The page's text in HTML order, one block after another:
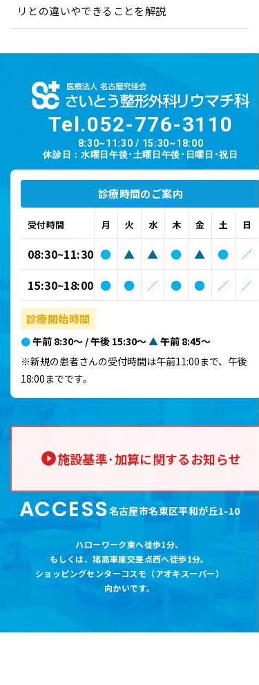
リとの違いやできることを解説
Tel.052-776-3110
8:30~11:30 / 15:30~18:00
休診日：水曜日午後･土曜日午後･日曜日･祝日
診療時間のご案内
受付時間 月 火 水 木 金 土 日
08:30~11:30 ● ▲ ▲ ● ▲ ●
／
15:30~18:00 ● ● ／ ● ● ／ ／
診療開始時間
●午前 8:30～ / 午後 15:30～ ▲ 午前 8:45～
※新規の患者さんの受付時間は午前11:00まで、午後
18:00までです。
施設基準･加算に関するお知らせ
ACCESS名古屋市名東区平和が丘1-10
ハローワーク東へ徒歩1分、
もしくは、猪高車庫交差点西へ徒歩1分。
ショッピングセンターコスモ（アオキスーパー）
向かいです。